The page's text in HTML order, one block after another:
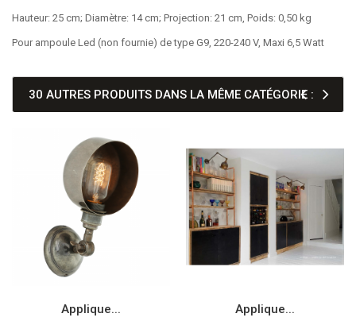
Hauteur: 25 cm; Diamètre: 14 cm; Projection: 21 cm, Poids: 0,50 kg
Pour ampoule Led (non fournie) de type G9, 220-240 V, Maxi 6,5 Watt
30 AUTRES PRODUITS DANS LA MÊME CATÉGORIE :
Applique... Applique...